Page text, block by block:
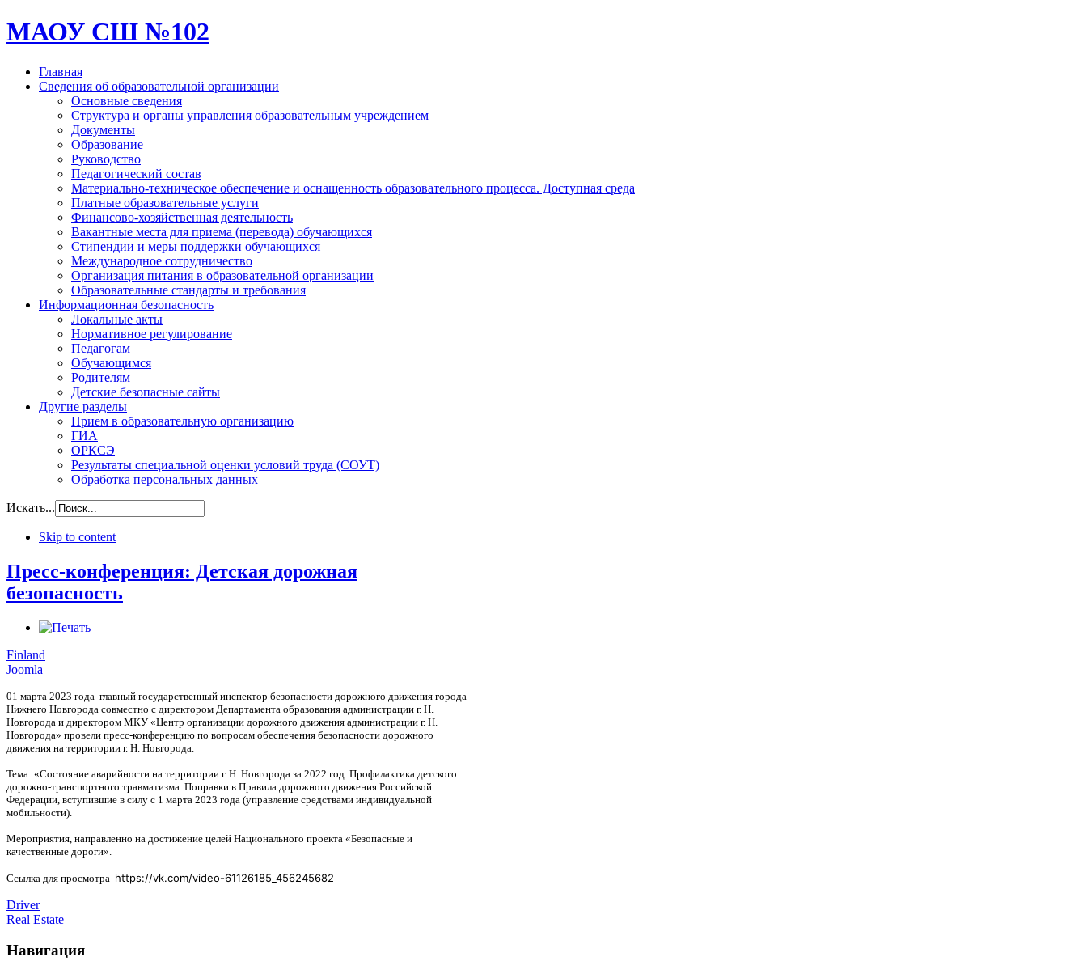
МАОУ СШ №102
Главная
Сведения об образовательной организации
Основные сведения
Структура и органы управления образовательным учреждением
Документы
Образование
Руководство
Педагогический состав
Материально-техническое обеспечение и оснащенность образовательного процесса. Доступная среда
Платные образовательные услуги
Финансово-хозяйственная деятельность
Вакантные места для приема (перевода) обучающихся
Стипендии и меры поддержки обучающихся
Международное сотрудничество
Организация питания в образовательной организации
Образовательные стандарты и требования
Информационная безопасность
Локальные акты
Нормативное регулирование
Педагогам
Обучающимся
Родителям
Детские безопасные сайты
Другие разделы
Прием в образовательную организацию
ГИА
ОРКСЭ
Результаты специальной оценки условий труда (СОУТ)
Обработка персональных данных
Искать...
Skip to content
Пресс-конференция: Детская дорожная
безопасность
Finland
Joomla
01 марта 2023 года главный государственный инспектор безопасности дорожного движения города
Нижнего Новгорода совместно с директором Департамента образования администрации г. Н.
Новгорода и директором МКУ «Центр организации дорожного движения администрации г. Н.
Новгорода» провели пресс-конференцию по вопросам обеспечения безопасности дорожного
движения на территории г. Н. Новгорода.
Тема: «Состояние аварийности на территории г. Н. Новгорода за 2022 год. Профилактика детского
дорожно-транспортного травматизма. Поправки в Правила дорожного движения Российской
Федерации, вступившие в силу с 1 марта 2023 года (управление средствами индивидуальной
мобильности).
Мероприятия, направленно на достижение целей Национального проекта «Безопасные и
качественные дороги».
Ссылка для просмотра https://vk.com/video-61126185_456245682
Driver
Real Estate
Навигация